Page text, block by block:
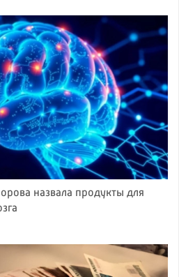
назвала продукты для